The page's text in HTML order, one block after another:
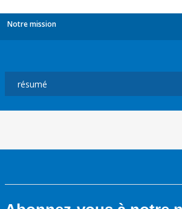
Notre mission